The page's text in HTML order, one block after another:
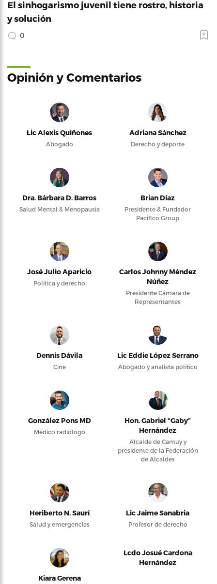
El sinhogarismo juvenil tiene rostro, historia
y solución
0
Opinión y Comentarios
Lic Alexis Quiñones
Abogado
Adriana Sánchez
Derecho y deporte
Dra. Bárbara D. Barros
Salud Mental & Menopausia
Brian Díaz
Presidente & Fundador
Pacifico Group
José Julio Aparicio
Política y derecho
Carlos Johnny Méndez
Núñez
Presidente Cámara de
Representantes
Dennis Dávila
Cine
Lic Eddie López Serrano
Abogado y analista político
González Pons MD
Médico radiólogo
Hon. Gabriel “Gaby”
Hernández
Alcalde de Camuy y
presidente de la Federación
de Alcaldes
Heriberto N. Saurí
Salud y emergencias
Lic Jaime Sanabria
Profesor de derecho
Kiara Gerena
Lcdo Josué Cardona
Hernández